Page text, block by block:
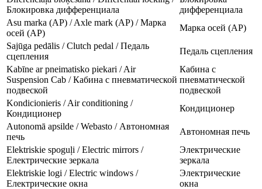
Блокировка дифференциала
дифференциала
Asu marka (AP) / Axle mark (AP) / Марка
осей (AP)
Марка осей (AP)
Sajūga pedālis / Clutch pedal / Педаль
сцепления
Педаль сцепления
Kabīne ar pneimatisko piekari / Air
Suspension Cab / Кабина с пневматической
подвеской
Кабина с
пневматической
подвеской
Kondicionieris / Air conditioning /
Кондиционер
Кондиционер
Autonomā apsilde / Webasto / Автономная
печь
Автономная печь
Elektriskie spoguļi / Electric mirrors /
Електрические зеркала
Электрические
зеркала
Elektriskie logi / Electric windows /
Електрические окна
Электрические
окна